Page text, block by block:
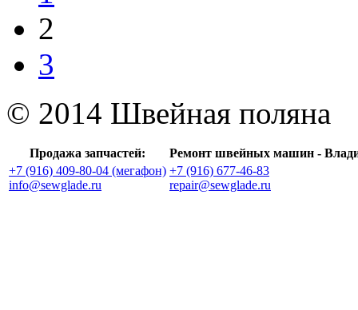
2
3
© 2014 Швейная поляна
Продажа запчастей:
Ремонт швейных машин -
+7 (916) 409-80-04 (мегафон)
info@sewglade.ru
+7 (916) 677-46-83
repair@sewglade.ru